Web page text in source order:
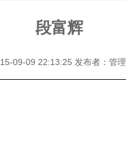
段富辉
09-09 22:13:25 发布者：管理